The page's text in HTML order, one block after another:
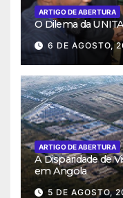
ARTIGO DE ABERTURA
O Dilema da
6 DE AGOSTO,
ARTIGO DE ABERTURA
A Disparidade de
em Angola
5 DE AGOSTO,